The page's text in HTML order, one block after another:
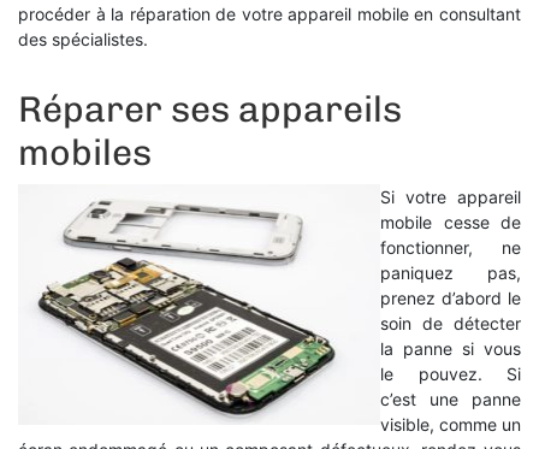
procéder à la réparation de votre appareil mobile en consultant
des spécialistes.
Réparer ses appareils
mobiles
Si votre appareil
mobile cesse de
fonctionner, ne
paniquez pas,
prenez d’abord le
soin de détecter
la panne si vous
le pouvez. Si
c’est une panne
visible, comme un